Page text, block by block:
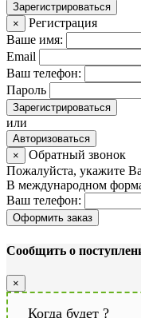
Зарегистрироваться
×
Регистрация
Ваше имя:
Email
Ваш телефон:
Пароль
Зарегистрироваться
или
Авторизоваться
×
Обратный звонок
Пожалуйста, укажите
В международном
Ваш телефон:
Оформить заказ
Сообщить о
×
Когда будет ?